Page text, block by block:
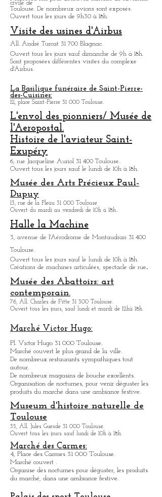
Couvent des Jacobin.
Place des Jacobins 31 000 Toulouse.
Musée Aeroscopia.
1 All. Turcat 31 700 Toulouse.
l'on peut découvrir l'histoire de l'aviation
civile de
Toulouse. De nombreux avions sont exposés.
Ouvert tous les jours de 9h30 à 18h.
Visite des usines d'Airbus
All. André Turcat 31 700 Blagnac.
Ouvert tous les jours sauf dimanche de 9h à 18h.
Sont proposées différentes visites du complexe
d'Airbus.
La Basilique funéraire de Saint-Pierre-
des-Cuisines:
12, place Saint-Pierre 31 000 Toulouse.
L'envol des pionniers/ Musée de
l'Aeropostal.
Histoire de l'aviateur Saint-
Exupéry
6, rue Jacqueline Auriol 31 400 Toulouse.
Ouvert tous les jours sauf le lundi de 10h à 18h.
Musée des Arts
Précieux Paul-
Dupuy
13, rue de la Pleau 31 000 Toulouse
Ouvert du mardi au vendredi de 10h à 18h..
Halle la Machine
3, avenue de l'Aérodrome de Montaudran 31 400
Toulouse.
Ouvert tous les jours sauf le lundi de 10h à 18h.
Musée des Abattoirs: art
contemporain.
76, All. Charles de Fitte 31 300 Toulouse.
Ouvert tous les jours, sauf lundi et mardi de 12hà 18h.
Marché Victor Hugo:
Pl. Victor Hugo 31 000 Toulouse.
Marché couvert le plus grand de la ville.
De nombreux restaurants sympathiquestout
autour.
De nombreux magasins de bouche excellents.
Organisation de nocturnes, pour venir déguster les
produits du marché dans une ambiance festive.
Museum d'histoire naturelle de
Toulouse
35, All. Jules Guesde 31 000 Toulouse.